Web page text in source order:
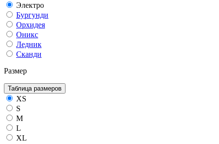
Электро
Бургунди
Орхидея
Оникс
Ледник
Сканди
Размер
Таблица размеров
XS
S
M
L
XL